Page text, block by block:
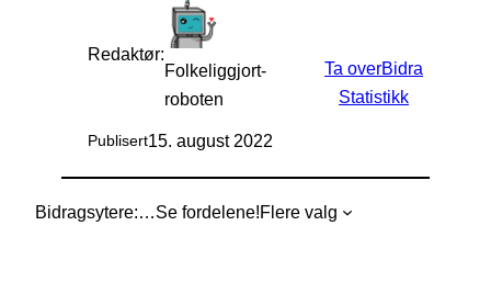
Redaktør:
Folkeliggjort-
roboten
Publisert15. august 2022
Ta overBidra
Statistikk
Bidragsytere: Se fordelene!Flere valg